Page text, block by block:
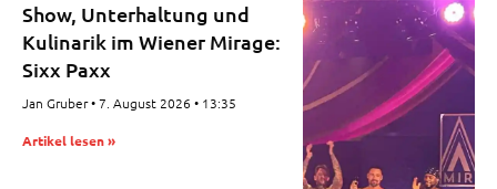
Show, Unterhaltung und
Kulinarik im Wiener Mirage:
Sixx Paxx
Jan Gruber 7. August 2026 13:35
Artikel lesen »